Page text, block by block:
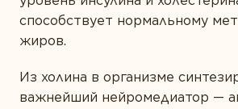
Ферменты
способствует нормальному
жиров.
Из холина в организме
важнейший нейромедиатор —